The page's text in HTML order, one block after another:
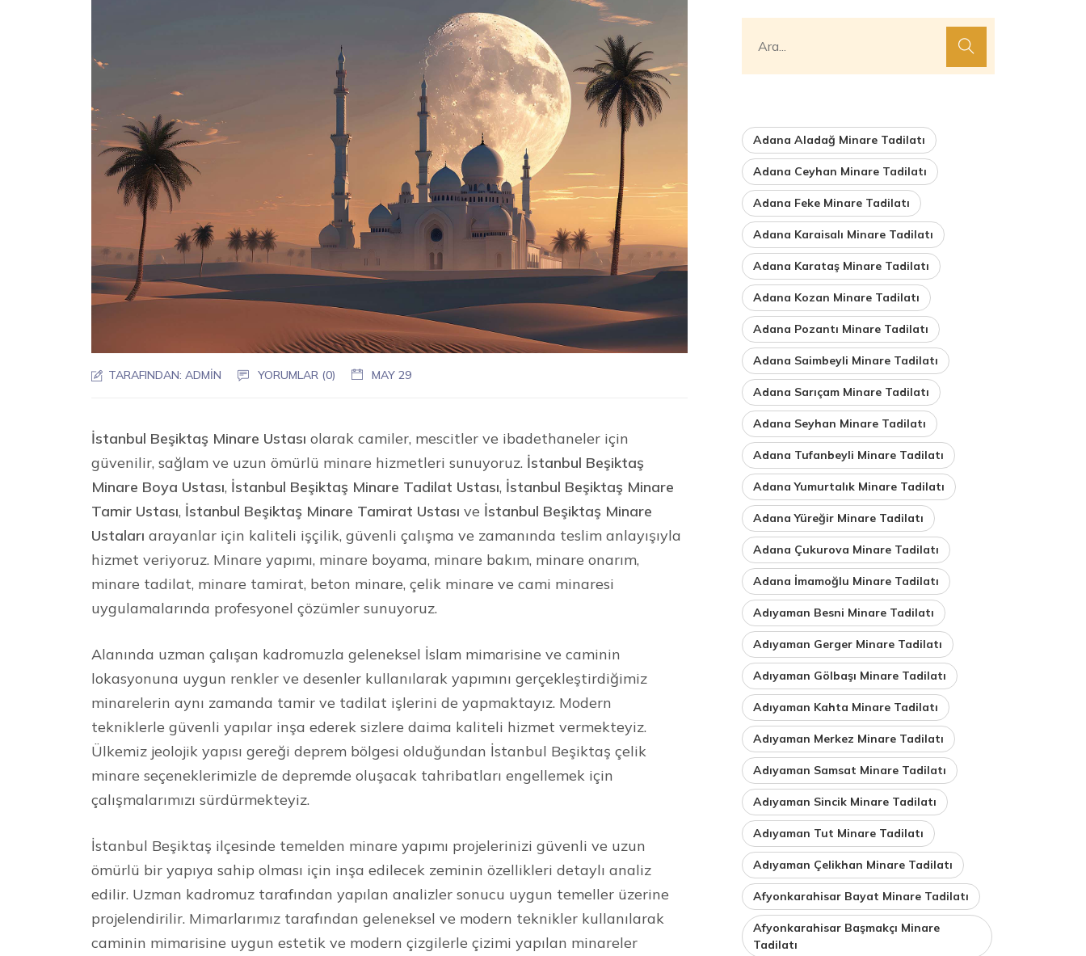
TARAFINDAN:ADMIN YORUMLAR (0) MAY 29
İstanbul Beşiktaş Minare Ustası olarak camiler, mescitler ve ibadethaneler için
güvenilir, sağlam ve uzun ömürlü minare hizmetleri sunuyoruz. İstanbul Beşiktaş
Minare Boya Ustası, İstanbul Beşiktaş Minare Tadilat Ustası, İstanbul Beşiktaş Minare
Tamir Ustası, İstanbul Beşiktaş Minare Tamirat Ustası ve İstanbul Beşiktaş Minare
Ustaları arayanlar için kaliteli işçilik, güvenli çalışma ve zamanında teslim anlayışıyla
hizmet veriyoruz. Minare yapımı, minare boyama, minare bakım, minare onarım,
minare tadilat, minare tamirat, beton minare, çelik minare ve cami minaresi
uygulamalarında profesyonel çözümler sunuyoruz.
Alanında uzman çalışan kadromuzla geleneksel İslam mimarisine ve caminin
lokasyonuna uygun renkler ve desenler kullanılarak yapımını gerçekleştirdiğimiz
minarelerin aynı zamanda tamir ve tadilat işlerini de yapmaktayız. Modern
tekniklerle güvenli yapılar inşa ederek sizlere daima kaliteli hizmet vermekteyiz.
Ülkemiz jeolojik yapısı gereği deprem bölgesi olduğundan İstanbul Beşiktaş çelik
minare seçeneklerimizle de depremde oluşacak tahribatları engellemek için
çalışmalarımızı sürdürmekteyiz.
İstanbul Beşiktaş ilçesinde temelden minare yapımı projelerinizi güvenli ve uzun
ömürlü bir yapıya sahip olması için inşa edilecek zeminin özellikleri detaylı analiz
edilir. Uzman kadromuz tarafından yapılan analizler sonucu uygun temeller üzerine
projelendirilir. Mimarlarımız tarafından geleneksel ve modern teknikler kullanılarak
caminin mimarisine uygun estetik ve modern çizgilerle çizimi yapılan minareler
Adana Aladağ Minare Tadilatı
Adana Ceyhan Minare Tadilatı
Adana Feke Minare Tadilatı
Adana Karaisalı Minare Tadilatı
Adana Karataş Minare Tadilatı
Adana Kozan Minare Tadilatı
Adana Pozantı Minare Tadilatı
Adana Saimbeyli Minare Tadilatı
Adana Sarıçam Minare Tadilatı
Adana Seyhan Minare Tadilatı
Adana Tufanbeyli Minare Tadilatı
Adana Yumurtalık Minare Tadilatı
Adana Yüreğir Minare Tadilatı
Adana Çukurova Minare Tadilatı
Adana İmamoğlu Minare Tadilatı
Adıyaman Besni Minare Tadilatı
Adıyaman Gerger Minare Tadilatı
Adıyaman Gölbaşı Minare Tadilatı
Adıyaman Kahta Minare Tadilatı
Adıyaman Merkez Minare Tadilatı
Adıyaman Samsat Minare Tadilatı
Adıyaman Sincik Minare Tadilatı
Adıyaman Tut Minare Tadilatı
Adıyaman Çelikhan Minare Tadilatı
Afyonkarahisar Bayat Minare Tadilatı
Afyonkarahisar Başmakçı Minare
Tadilatı